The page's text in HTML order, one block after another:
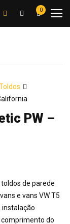
0
PW –
de parede
e vans VW T5
instalação
do